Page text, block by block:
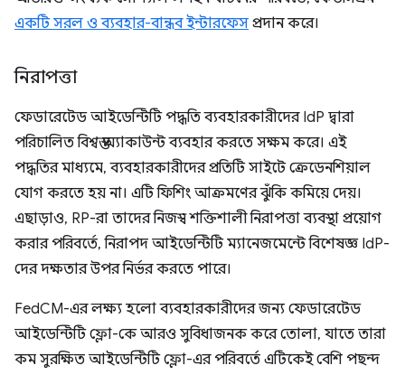
একটি সরল ও ব্যবহার-বান্ধব ইন্টারফেস প্রদান করে।
নিরাপত্তা
ফেডারেটেড আইডেন্টিটি পদ্ধতি ব্যবহারকারীদের IdP দ্বারা
পরিচালিত বিশ্বস্ত অ্যাকাউন্ট ব্যবহার করতে সক্ষম করে। এই
পদ্ধতির মাধ্যমে, ব্যবহারকারীদের প্রতিটি সাইটে ক্রেডেনশিয়াল
যোগ করতে হয় না। এটি ফিশিং আক্রমণের ঝুঁকি কমিয়ে দেয়।
এছাড়াও, RP-রা তাদের নিজস্ব শক্তিশালী নিরাপত্তা ব্যবস্থা প্রয়োগ
করার পরিবর্তে, নিরাপদ আইডেন্টিটি ম্যানেজমেন্টে বিশেষজ্ঞ IdP-
দের দক্ষতার উপর নির্ভর করতে পারে।
FedCM-এর লক্ষ্য হলো ব্যবহারকারীদের জন্য ফেডারেটেড
আইডেন্টিটি ফ্লো-কে আরও সুবিধাজনক করে তোলা, যাতে তারা
কম সুরক্ষিত আইডেন্টিটি ফ্লো-এর পরিবর্তে এটিকেই বেশি পছন্দ